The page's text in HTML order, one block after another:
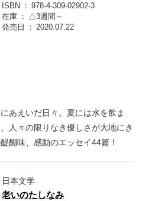
ISBN
978-4-309-02902-3
在庫
△3週間～
発売日
2020.07.22
あえいだ日々。夏には水を飲ま
人々の限りなき優しさが大地にき
醐味、感動のエッセイ44篇！
日本文学
老いのたしなみ